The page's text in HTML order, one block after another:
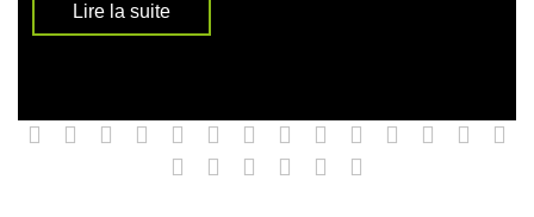
Lire la suite